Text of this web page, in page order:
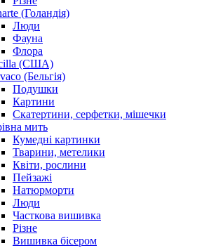
(Голандія)
Люди
Фауна
Флора
(США)
(Бельгія)
Подушки
Картини
Скатертини, серфетки, мішечки
мить
Кумедні картинки
Тварини, метелики
Квіти, рослини
Пейзажі
Натюрморти
Люди
Часткова вишивка
Різне
Вишивка бісером